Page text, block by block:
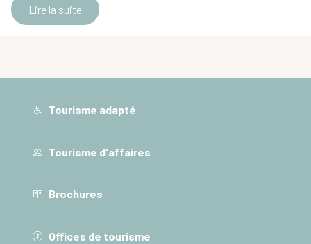
Lire la suite
Tourisme adapté
Tourisme d'affaires
Brochures
Offices de tourisme